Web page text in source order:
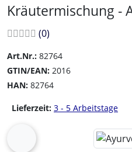
Kräutermischung -
Bewertungen:
(0Bewertungen
)
Art.Nr.: 82764
GTIN/EAN: 2016
HAN: 82764
Lieferzeit: 3 - 5 Arbeitstage
Wenn mehr als ein
zurück